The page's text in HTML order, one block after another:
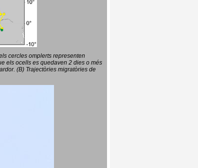
cercles omplerts representen
els ocells es quedaven 2 dies o més
(B) Trajectòries migratòries de